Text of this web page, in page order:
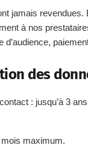
jamais revendues.
à nos
d’audience,
des
: jusqu’à 3
maximum.